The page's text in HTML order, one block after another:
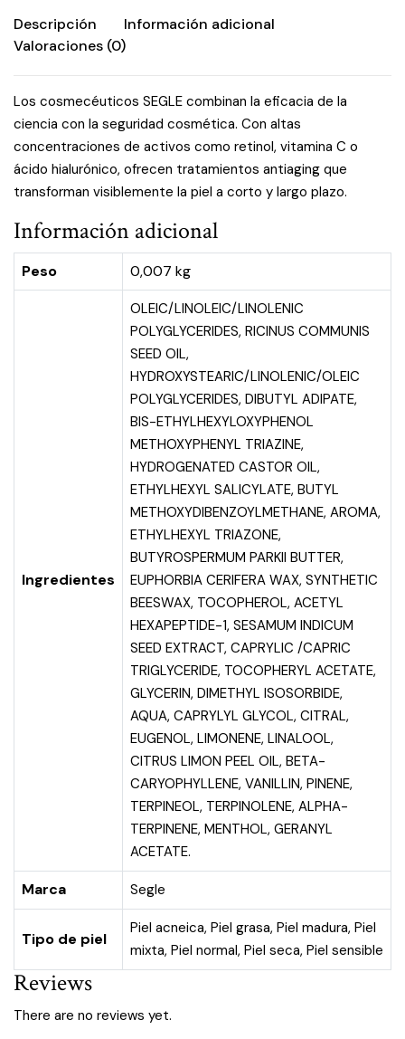
Descripción
Información adicional
Valoraciones (0)
Los cosmecéuticos SEGLE combinan la eficacia de la
ciencia con la seguridad cosmética. Con altas
concentraciones de activos como retinol, vitamina C o
ácido hialurónico, ofrecen tratamientos antiaging que
transforman visiblemente la piel a corto y largo plazo.
Información adicional
Peso 0,007 kg
Ingredientes
OLEIC/LINOLEIC/LINOLENIC
POLYGLYCERIDES, RICINUS COMMUNIS
SEED OIL,
HYDROXYSTEARIC/LINOLENIC/OLEIC
POLYGLYCERIDES, DIBUTYL ADIPATE,
BIS-ETHYLHEXYLOXYPHENOL
METHOXYPHENYL TRIAZINE,
HYDROGENATED CASTOR OIL,
ETHYLHEXYL SALICYLATE, BUTYL
METHOXYDIBENZOYLMETHANE, AROMA,
ETHYLHEXYL TRIAZONE,
BUTYROSPERMUM PARKII BUTTER,
EUPHORBIA CERIFERA WAX, SYNTHETIC
BEESWAX, TOCOPHEROL, ACETYL
HEXAPEPTIDE-1, SESAMUM INDICUM
SEED EXTRACT, CAPRYLIC /CAPRIC
TRIGLYCERIDE, TOCOPHERYL ACETATE,
GLYCERIN, DIMETHYL ISOSORBIDE,
AQUA, CAPRYLYL GLYCOL, CITRAL,
EUGENOL, LIMONENE, LINALOOL,
CITRUS LIMON PEEL OIL, BETA-
CARYOPHYLLENE, VANILLIN, PINENE,
TERPINEOL, TERPINOLENE, ALPHA-
TERPINENE, MENTHOL, GERANYL
ACETATE.
Marca Segle
Tipo de piel
Piel acneica, Piel grasa, Piel madura, Piel
mixta, Piel normal, Piel seca, Piel sensible
Reviews
There are no reviews yet.